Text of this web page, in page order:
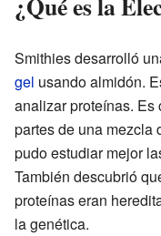
Smithies desarrolló
gel usando almidón.
analizar proteínas. Es
partes de una mezcla
pudo estudiar mejor
También descubrió
proteínas eran
la genética.